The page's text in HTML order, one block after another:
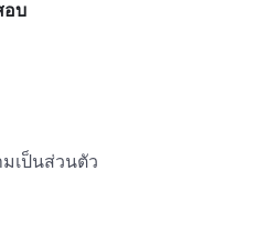
บ
เป็นส่วนตัว